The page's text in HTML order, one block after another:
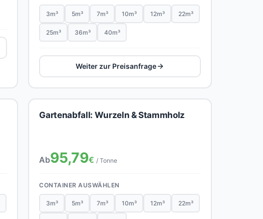
3m³ 5m³ 7m³ 10m³ 12m³ 22m³
25m³ 36m³ 40m³
Weiter zur Preisanfrage
Gartenabfall: Wurzeln & Stammholz
Ab95,79€ / Tonne
CONTAINER AUSWÄHLEN
3m³ 5m³ 7m³ 10m³ 12m³ 22m³